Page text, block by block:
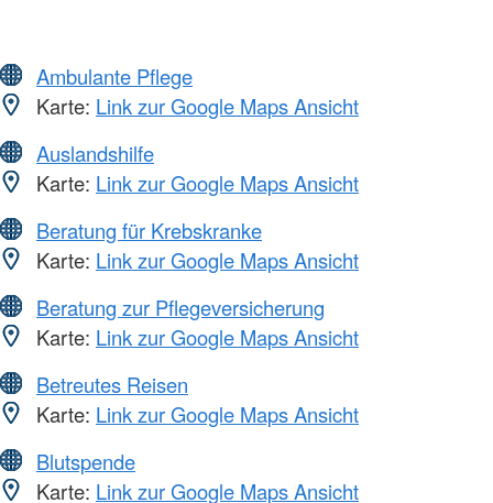
Ambulante Pflege
Karte: Link zur Google Maps Ansicht
Auslandshilfe
Karte: Link zur Google Maps Ansicht
Beratung für Krebskranke
Karte: Link zur Google Maps Ansicht
Beratung zur Pflegeversicherung
Karte: Link zur Google Maps Ansicht
Betreutes Reisen
Karte: Link zur Google Maps Ansicht
Blutspende
Karte: Link zur Google Maps Ansicht